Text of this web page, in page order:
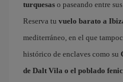
turquesas o paseando entre sus
Reserva tu vuelo barato a
mediterráneo, en el que
histórico de enclaves como su
de Dalt Vila o el poblado